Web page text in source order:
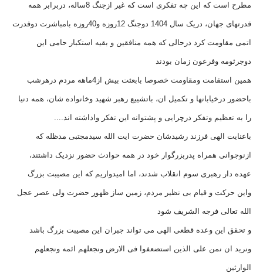
مطرح است که این چه تفکری است که غیر ازجنگ 8ساله، دربرابر همه
قدرتهای جهان، دریک سال 1404 دوجنگ 12روزه و40روزه بامباشرت دوقدرت
اتمی مقاومت کرد درحالی که همه منافقین و بقیه استکبار حامی این
دوجرثومه وفرعون زمان بودند
همین استقامت ومقاومت خصوصا بابعثت بیش از4ماهه مردم درهرشب
باحضور درخیابانها و تکمیل ان، باتشییع رهبر شهید وخانواده شان، همه دنیا
را به تعظیم وتفکر درچرایی و پشتوانه این تفکر واداشته اند....
باعنایت الهی فرزند رشیدشان حضرت ایت الله سیدمجتبی مدظله که
ازنوجوانی همراه پدربزرگوار خود در همه حوادث حضور نزدیک داشتند،
عهده دار رهبری سوم انقلاب شدند، اما امیدواریم که این مصیبت بزرگ
واین حرکت و قیام بی نظیر مردم، زمین ساز ظهور حضرت ولی عصر عجل
الله تعالی فرجه الشریف شود
و تحقق این وعده قطعی الهی می تواند جبران این مصیبت بزرگ باشد
ونرید ان نمن علی الذین استضعفوا فی الارض ونجعلهم ائمه ونجعلهم
الوارثین